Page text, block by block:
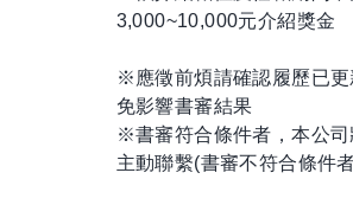
3,000~10,000元介紹獎金
※應徵前煩請確認履歷已更
免影響書審結果
※書審符合條件者，本公
主動聯繫(書審不符合條件